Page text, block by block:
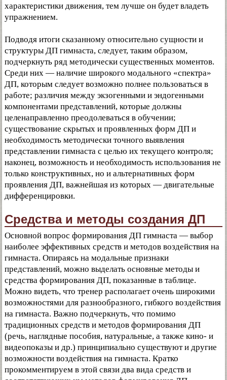
характеристики движения, тем лучше он будет владеть
упражнением.
Подводя итоги сказанному относительно сущности и
структуры ДП гимнаста, следует, таким образом,
подчеркнуть ряд методически существенных моментов.
Среди них — наличие широкого модального «спектра»
ДП, которым следует возможно полнее пользоваться в
работе; различия между экзогенными и эндогенными
компонентами представлений, которые должны
целенаправленно преодолеваться в обучении;
существование скрытых и проявленных форм ДП и
необходимость методически точного выявления
представлении гимнаста с целью их текущего контроля;
наконец, возможность и необходимость использования не
только конструктивных, но и альтернативных форм
проявления ДП, важнейшая из которых — двигательные
дифференцировки.
Средства и методы создания ДП
Основной вопрос формирования ДП гимнаста — выбор
наиболее эффективных средств и методов воздействия на
гимнаста. Опираясь на модальные признаки
представлений, можно выделать основные методы и
средства формирования ДП, показанные в таблице.
Можно видеть, что тренер располагает очень широкими
возможностями для разнообразного, гибкого воздействия
на гимнаста. Важно подчеркнуть, что помимо
традиционных средств и методов формирования ДП
(речь, наглядные пособия, натуральные, а также кино- и
видеопоказы и др.) принципиально существуют и другие
возможности воздействия на гимнаста. Кратко
прокомментируем в этой связи два вида средств и